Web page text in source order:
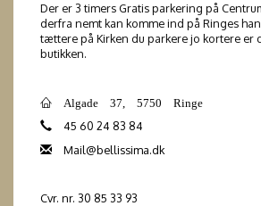
Der er 3 timers Gratis parkering på
derfra nemt kan komme ind på Ringes
tættere på Kirken du parkere jo kortere er
butikken.
Algade 37, 5750 Ringe
45 60 24 83 84
Mail@bellissima.dk
Cvr. nr. 30 85 33 93